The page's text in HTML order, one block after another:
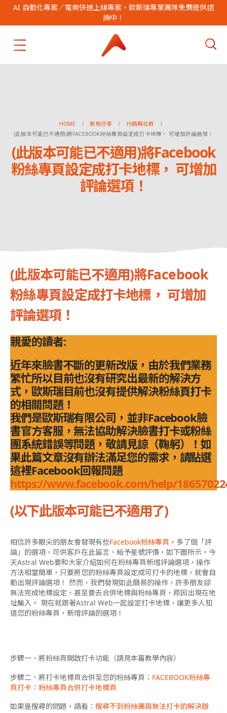
AI 自動化專案／電商快速上線專案，歐斯瑞專業團隊免費提供諮
詢中！
HOME 新知分享
行銷與社群
(此版本可能已不適用)將FACEBOOK粉絲專頁設定成打卡地標， 可增加評論選項！
(此版本可能已不適用)將Facebook
粉絲專頁設定成打卡地標， 可增加
評論選項！
(此版本可能已不適用)將Facebook
粉絲專頁設定成打卡地標， 可增加
評論選項！
親愛的讀者:
近年來臉書不斷的更新改版，由於我們業務
繁忙所以目前也沒有研究出最新的解決方
式，歐斯瑞目前也沒有提供解決粉絲頁打卡
的相關問題！
我們是歐斯瑞有限公司，並非Facebook臉
書官方客服，無法協助解決臉書打卡或粉絲
團系統錯誤等問題，敬請見諒（鞠躬）！如
果此篇文章沒有辦法滿足您的需求，請點選
這裡Facebook回報問題
https://www.facebook.com/help/
(以下此版本可能已不適用了)
相信許多眼尖的朋友會發現有些Facebook粉絲專頁 ，多了個「評
論」的選項，可供客戶在此留言、給予星號評價，如下圖所示。今
天Astral Web要和大家介紹如何在粉絲專頁新增評論選項，操作
方法相當簡單，只要將您的粉絲專頁設定成可打卡的地標，就會自
動出現評論選項！ 然而，我們發現如此簡易的操作，許多朋友卻
無法完成地標設定，甚至要去合併地標與粉絲專頁，原因出現在地
址輸入。 現在就跟著Astral Web一起設定打卡地標，讓更多人知
道您的粉絲專頁，新增評論的選項！
步驟一、將粉絲頁開啟打卡功能（請見本篇教學內容）
步驟二、將打卡地標頁合併至您的粉絲專頁： FACEBOOK粉絲專
頁打卡：粉絲專頁合併打卡地標頁
如果是搜尋的問題，請看： 搜尋不到粉絲團與無法打卡的解決辦